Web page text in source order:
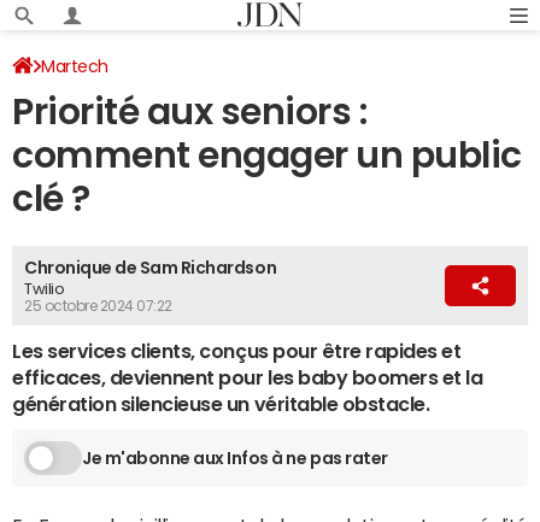
Martech
Priorité aux seniors :
comment engager un public
clé ?
Chronique de Sam Richardson
Twilio
25 octobre 2024 07:22
Les services clients, conçus pour être rapides et
efficaces, deviennent pour les baby boomers et la
génération silencieuse un véritable obstacle.
Je m'abonne aux Infos à ne pas rater